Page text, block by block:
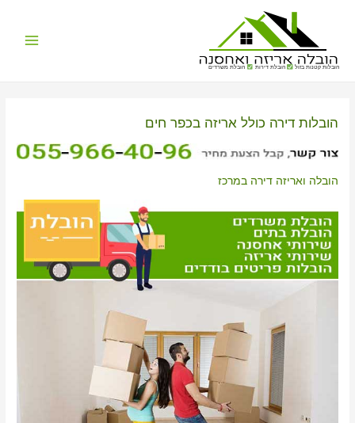
הובלות קטנות בזול הובלת דירות הובלת משרדים
הובלות דירה כולל אריזה בכפר חים
הובלה ואריזה דירה במרכז